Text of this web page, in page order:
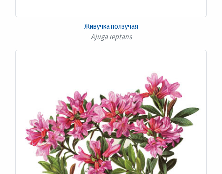
Живучка ползучая
Ajuga reptans